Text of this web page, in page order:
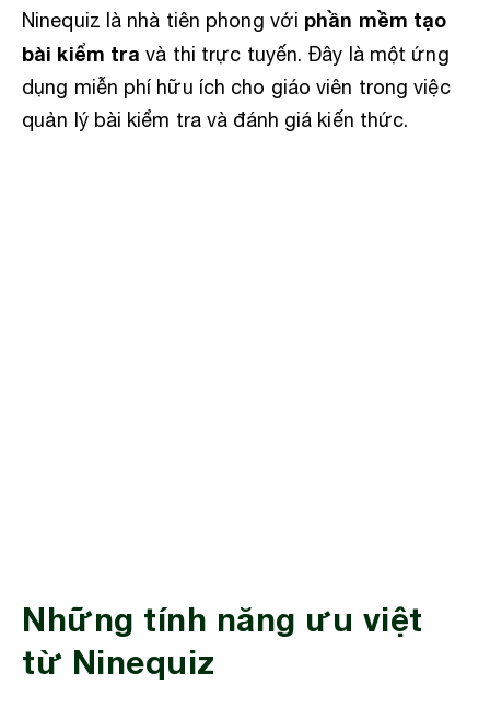
Ninequiz là nhà tiên phong với phần mềm tạo
bài kiểm tra và thi trực tuyến. Đây là một ứng
dụng miễn phí hữu ích cho giáo viên trong việc
quản lý bài kiểm tra và đánh giá kiến thức.
Những tính năng ưu việt
từ Ninequiz